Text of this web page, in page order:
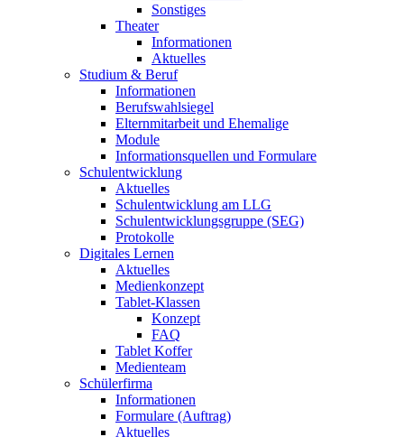
Sonstiges
Theater
Informationen
Aktuelles
Studium & Beruf
Informationen
Berufswahlsiegel
Elternmitarbeit und Ehemalige
Module
Informationsquellen und Formulare
Schulentwicklung
Aktuelles
Schulentwicklung am LLG
Schulentwicklungsgruppe (SEG)
Protokolle
Digitales Lernen
Aktuelles
Medienkonzept
Tablet-Klassen
Konzept
FAQ
Tablet Koffer
Medienteam
Schülerfirma
Informationen
Formulare (Auftrag)
Aktuelles